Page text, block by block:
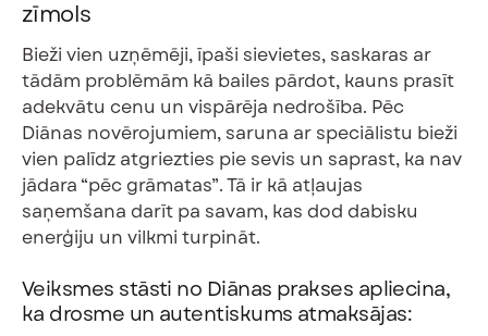
zīmols
Bieži vien uzņēmēji, īpaši sievietes, saskaras ar
tādām problēmām kā bailes pārdot, kauns prasīt
adekvātu cenu un vispārēja nedrošība. Pēc
Diānas novērojumiem, saruna ar speciālistu bieži
vien palīdz atgriezties pie sevis un saprast, ka nav
jādara “pēc grāmatas”. Tā ir kā atļaujas
saņemšana darīt pa savam, kas dod dabisku
enerģiju un vilkmi turpināt.
Veiksmes stāsti no Diānas prakses apliecina,
ka drosme un autentiskums atmaksājas: